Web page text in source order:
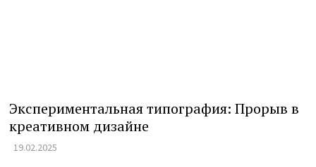
Экспериментальная типография: Прорыв в
креативном дизайне
19.02.2025